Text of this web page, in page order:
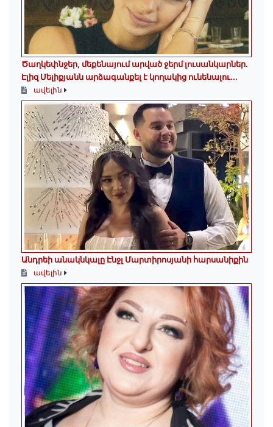
Ծաղկեփնջեր, մեքենայում արված ջերմ լուսանկարներ.
Էլիզ Մելիքյանն արձագանքել է կողակից ունենալու...
ավելին
Անդրեի անակնկալը Էնջլ Մարտիրոսյանի հարսանիքին
ավելին